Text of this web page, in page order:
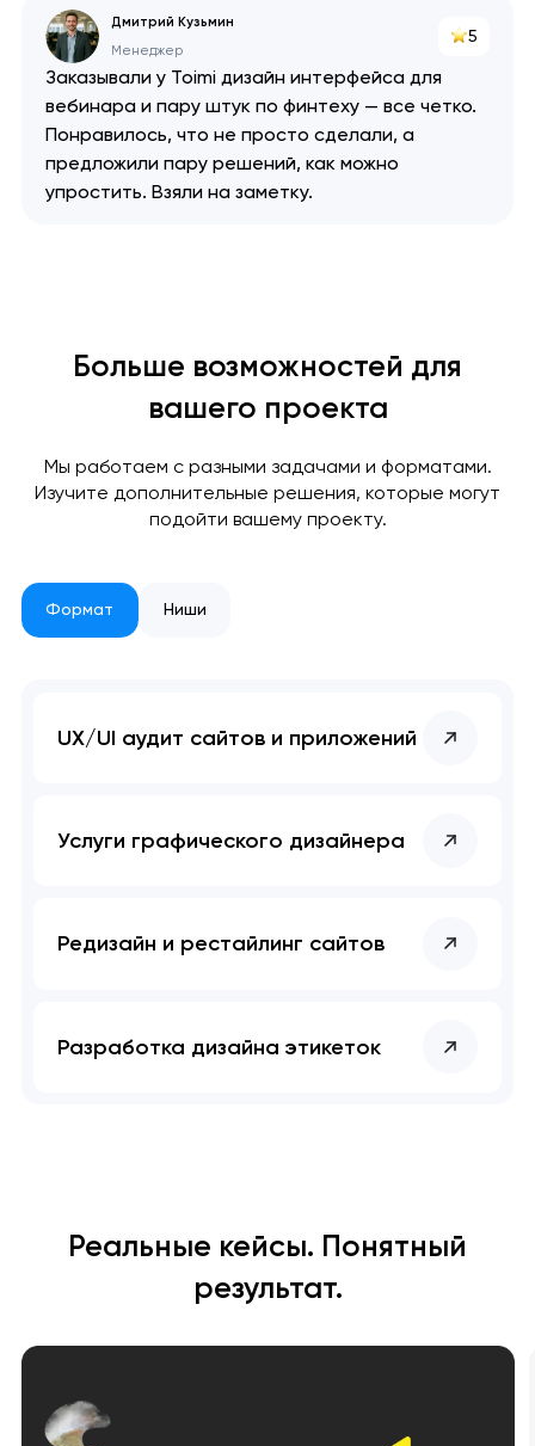
Мы получили вашу заявку
Дмитрий Кузьмин
Менеджер
5
Заказывали у Toimi дизайн интерфейса для
вебинара и пару штук по финтеху — все четко.
Понравилось, что не просто сделали, а
предложили пару решений, как можно
упростить. Взяли на заметку.
Больше возможностей для
вашего проекта
Мы работаем с разными задачами и форматами.
Изучите дополнительные решения, которые могут
подойти вашему проекту.
Формат Ниши
UX/UI аудит сайтов и приложений
Услуги графического дизайнера
Редизайн и рестайлинг сайтов
Разработка дизайна этикеток
Реальные кейсы. Понятный
результат.
Мы получили вашу заявку
ближайшее время,
чтобы обсудить
проект.
Закрыть